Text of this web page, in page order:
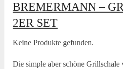
BREMERMANN –
2ER SET
Keine Produkte gefunden.
Die simple aber schöne Grillschale